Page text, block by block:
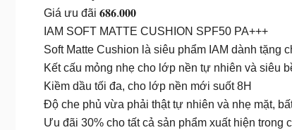
Giá ưu đãi 𝟔𝟖𝟔.𝟎𝟎𝟎
IAM SOFT MATTE CUSHION SPF50 PA+++
Soft Matte Cushion là siêu phẩm IAM dành tặng
Kết cấu mỏng nhẹ cho lớp nền tự nhiên và siêu
Kiềm dầu tối đa, cho lớp nền mới suốt 8H
Độ che phủ vừa phải thật tự nhiên và nhẹ mặt,
Ưu đãi 30% cho tất cả sản phẩm xuất hiện trong